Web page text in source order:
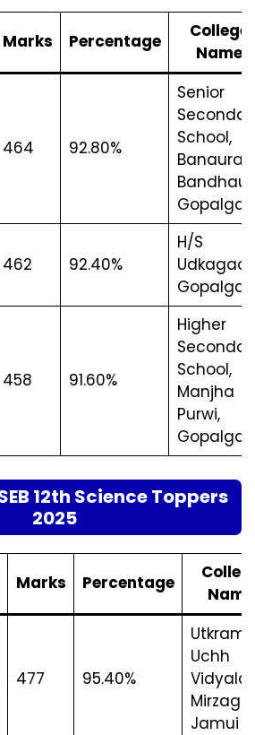
Marks Percentage
College
Name
464 92.80%
Senior
School,
Banaura
462 92.40%
H/S
458 91.60%
Higher
School,
Manjha
Purwi,
12th Science Toppers
2025
Marks Percentage
Name
477 95.40%
Utkramit
Uchh
Jamui